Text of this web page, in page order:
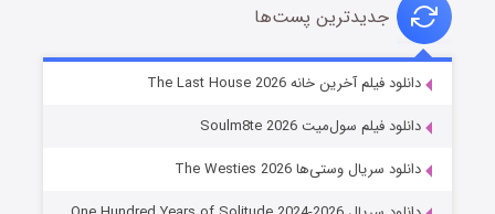
خاندان اژدها فصل ۳
جدیدترین پست‌ها
دانلود فیلم آخرین خانه The Last House 2026
دانلود فیلم سول‌میت Soulm8te 2026
دانلود سریال وستی‌ها The Westies 2026